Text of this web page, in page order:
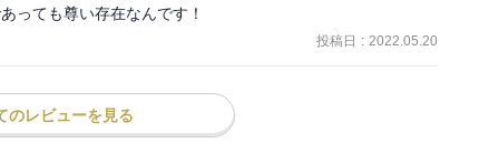
っても尊い存在なんです！
投稿日 : 2022.05.20
のレビューを見る